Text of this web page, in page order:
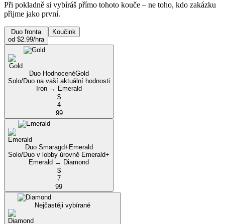
Při pokladně si vybíráš přímo tohoto kouče – ne toho, kdo zakázku
přijme jako první.
Duo fronta
od $2.99/hra
Koučink
Duo HodnocenéGold
Solo/Duo na vaší aktuální hodnosti
Iron → Emerald
$
4
99
Duo Smaragd+ Emerald
Solo/Duo v lobby úrovně Emerald+
Emerald → Diamond
$
7
99
Nejčastěji vybírané